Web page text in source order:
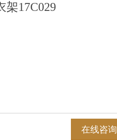
架17C029
在线咨询